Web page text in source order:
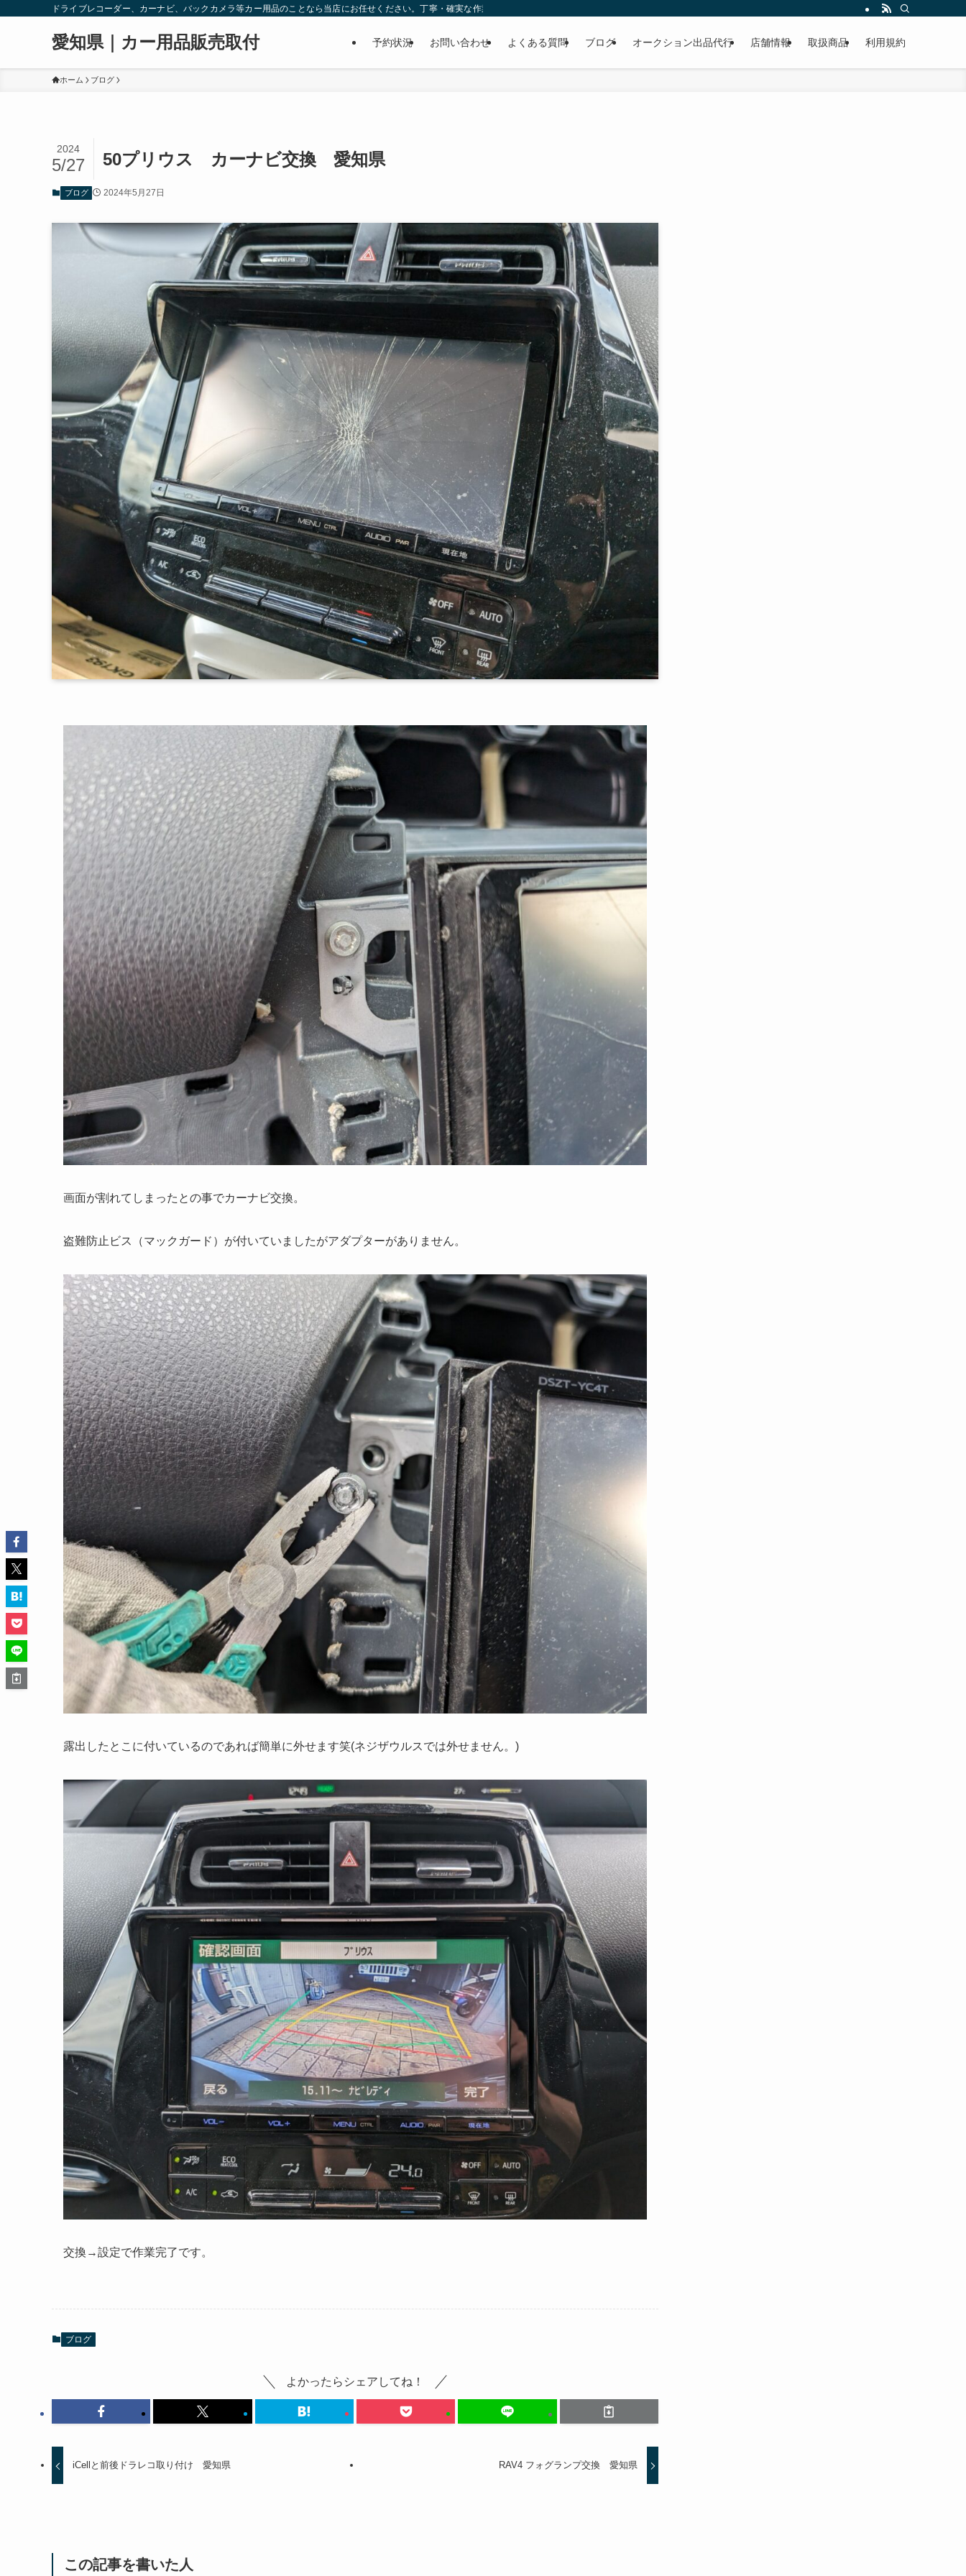
ドライブレコーダー、カーナビ、バックカメラ等カー用品のことなら当店にお任せください。丁寧・確実な作業で個人様だけでなくディーラーの外注作業もこなしています。出張対応、代車完備、見積り無料です。気軽にお問い合
愛知県｜カー用品販売取付 予約状況 お問い合わせ よくある質問 ブログ オークション出品代行 店舗情報 取扱商品 利用規約
ホーム ブログ
50プリウス カーナビ交換 愛知県
2024
5/27
ブログ 2024年5月27日
画面が割れてしまったとの事でカーナビ交換。
盗難防止ビス（マックガード）が付いていましたがアダプターがありません。
露出したとこに付いているのであれば簡単に外せます笑(ネジザウルスでは外せません。)
交換→設定で作業完了です。
ブログ
よかったらシェアしてね！
iCellと前後ドラレコ取り付け 愛知県 RAV4 フォグランプ交換 愛知県
この記事を書いた人